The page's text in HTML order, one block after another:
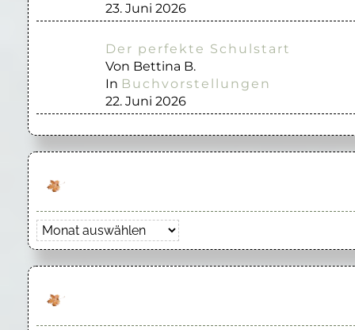
23. Juni 2026
Der perfekte Schulstart
Von Bettina B.
In Buchvorstellungen
22. Juni 2026
Archiv